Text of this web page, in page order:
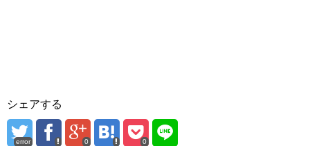
シェアする
error 0 0